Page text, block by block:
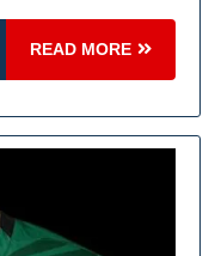
READ MORE
READ
MORE